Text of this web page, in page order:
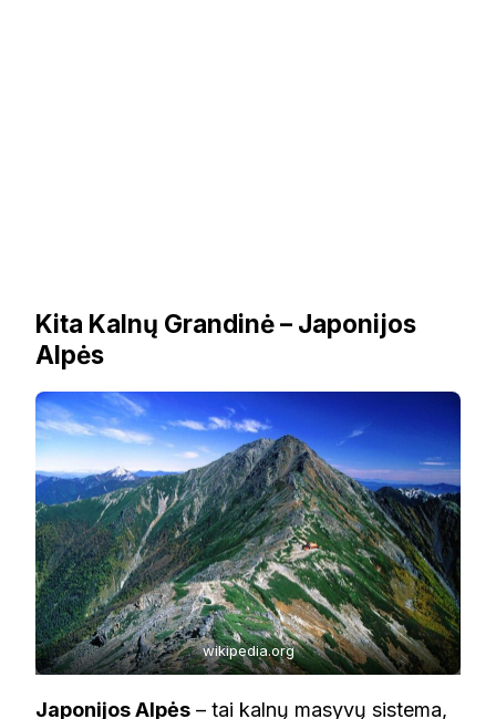
Kita Kalnų Grandinė – Japonijos
Alpės
wikipedia.org
Japonijos Alpės – tai kalnų masyvų sistema,